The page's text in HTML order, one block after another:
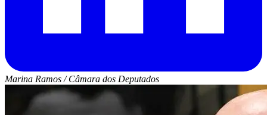
Marina Ramos / Câmara dos Deputados